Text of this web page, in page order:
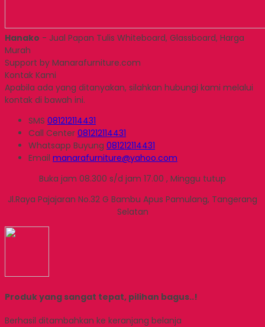
Hanako - Jual Papan Tulis Whiteboard, Glassboard, Harga
Murah
Support by Manarafurniture.com
Kontak Kami
Apabila ada yang ditanyakan, silahkan hubungi kami melalui
kontak di bawah ini.
SMS 081212114431
Call Center 081212114431
Whatsapp Buyung 081212114431
Email manarafurniture@yahoo.com
Buka jam 08.300 s/d jam 17.00 , Minggu tutup
Jl.Raya Pajajaran No.32 G Bambu Apus Pamulang, Tangerang
Selatan
Produk yang sangat tepat, pilihan bagus..!
Berhasil ditambahkan ke keranjang belanja